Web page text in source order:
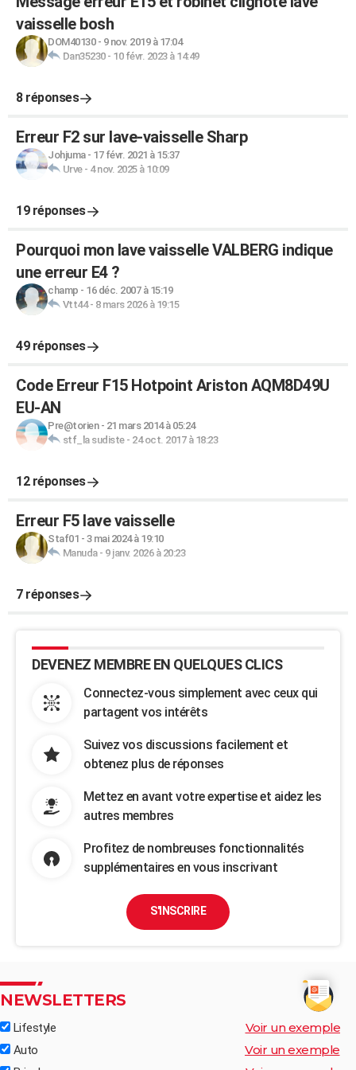
vaisselle bosh
DOM40130- 9 nov. 2019 à 17:04
Dan35230- 10 févr. 2023 à 14:49
8 réponses
Erreur F2 sur lave-vaisselle Sharp
Johjuma- 17 févr. 2021 à 15:37
Urve- 4 nov. 2025 à 10:09
19 réponses
Pourquoi mon lave vaisselle VALBERG indique
une erreur E4 ?
champ - 16 déc. 2007 à 15:19
Vtt44- 8 mars 2026 à 19:15
49 réponses
Code Erreur F15 Hotpoint Ariston AQM8D49U
EU-AN
Pre@torien- 21 mars 2014 à 05:24
stf_la sudiste- 24 oct. 2017 à 18:23
12 réponses
Erreur F5 lave vaisselle
Staf01 - 3 mai 2024 à 19:10
Manuda- 9 janv. 2026 à 20:23
7 réponses
DEVENEZ MEMBRE EN QUELQUES CLICS
Connectez-vous simplement avec ceux qui
partagent vos intérêts
Suivez vos discussions facilement et
obtenez plus de réponses
Mettez en avant votre expertise et aidez les
autres membres
Profitez de nombreuses fonctionnalités
supplémentaires en vous inscrivant
S'INSCRIRE
NEWSLETTERS
Lifestyle Voir un exemple
Auto Voir un exemple